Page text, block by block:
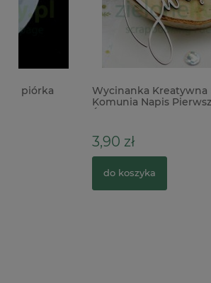
Wycinanka Kreatywna Pracownia
Komunia Napis Pierwsza Komunia